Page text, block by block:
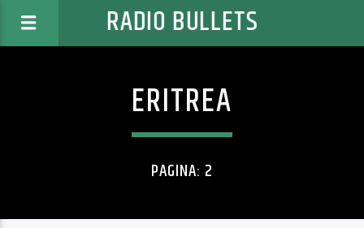
RADIO BULLETS
ERITREA
PAGINA: 2